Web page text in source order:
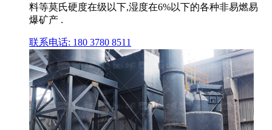
料等莫氏硬度在级以下,湿度在6%以下的各种非易燃易
爆矿产 .
联系电话: 180 3780 8511